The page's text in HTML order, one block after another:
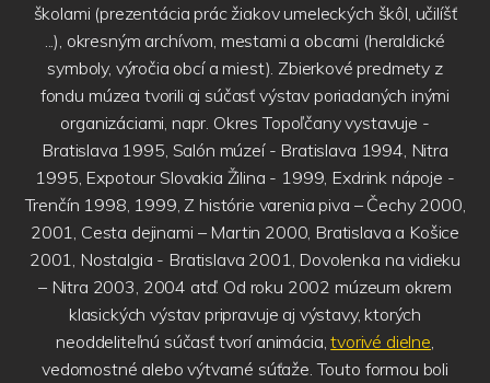
školami (prezentácia prác žiakov umeleckých škôl, učilíšť
...), okresným archívom, mestami a obcami (heraldické
symboly, výročia obcí a miest). Zbierkové predmety z
fondu múzea tvorili aj súčasť výstav poriadaných inými
organizáciami, napr. Okres Topoľčany vystavuje -
Bratislava 1995, Salón múzeí - Bratislava 1994, Nitra
1995, Expotour Slovakia Žilina - 1999, Exdrink nápoje -
Trenčín 1998, 1999, Z histórie varenia piva – Čechy 2000,
2001, Cesta dejinami – Martin 2000, Bratislava a Košice
2001, Nostalgia - Bratislava 2001, Dovolenka na vidieku
– Nitra 2003, 2004 atď. Od roku 2002 múzeum okrem
klasických výstav pripravuje aj výstavy, ktorých
neoddeliteľnú súčasť tvorí animácia,tvorivé dielne
vedomostné alebo výtvarné súťaže. Touto formou boli